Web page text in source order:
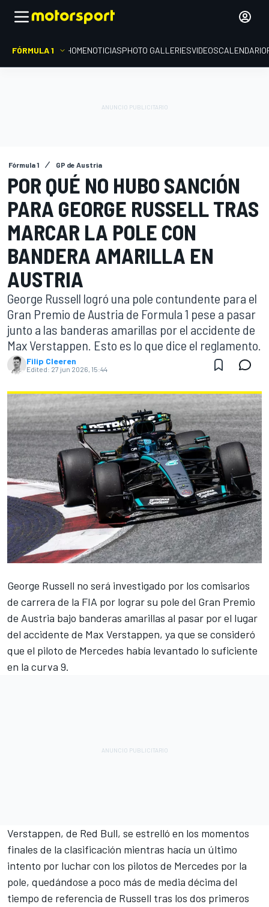
FÓRMULA 1 HOMENOTICIASPHOTO GALLERIESVIDEOSCALENDARIO
Fórmula 1 GP de Austria
POR QUÉ NO HUBO SANCIÓN
PARA GEORGE RUSSELL TRAS
MARCAR LA POLE CON
BANDERA AMARILLA EN
AUSTRIA
George Russell logró una pole contundente para el
Gran Premio de Austria de Formula 1 pese a pasar
junto a las banderas amarillas por el accidente de
Max Verstappen. Esto es lo que dice el reglamento.
Filip Cleeren
Edited: 27 jun 2026, 15:44
George Russell no será investigado por los comisarios
de carrera de la FIA por lograr su pole del Gran Premio
de Austria bajo banderas amarillas al pasar por el lugar
del accidente de Max Verstappen, ya que se consideró
que el piloto de Mercedes había levantado lo suficiente
en la curva 9.
Verstappen, de Red Bull, se estrelló en los momentos
finales de la clasificación mientras hacía un último
intento por luchar con los pilotos de Mercedes por la
pole, quedándose a poco más de media décima del
tiempo de referencia de Russell tras los dos primeros